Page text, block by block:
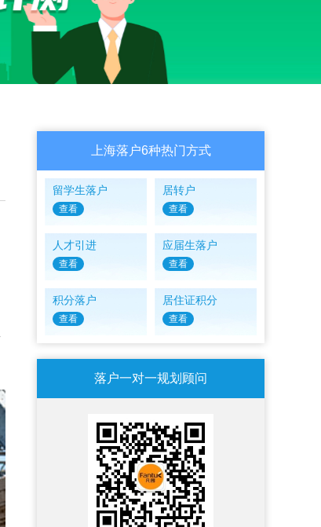
上海落户6种热门方式
留学生落户
查看
居转户
查看
人才引进
查看
应届生落户
查看
积分落户
查看
居住证积分
查看
落户一对一规划顾问